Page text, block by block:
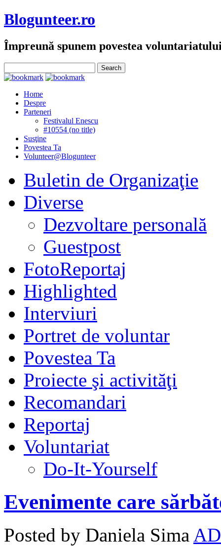
Blogunteer.ro
Împreună spunem povestea
Home
Despre
Parteneri
Festivalul Enescu
#10554 (no title)
Susţine
Povestea Ta
Volunteer@Blogunteer
Buletin de Organizaţie
Diverse
Dezvoltare personală
Guestpost
FotoReportaj
Highlighted
Interviuri
Portret de voluntar
Povestea Ta
Proiecte şi activităţi
Recomandari
Reportaj
Voluntariat
Do-It-Yourself
Evenimente care
Posted by Daniela Sima